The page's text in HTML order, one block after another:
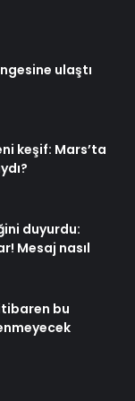
ulaştı
keşif: Mars’ta
duyurdu:
Mesaj nasıl
bu